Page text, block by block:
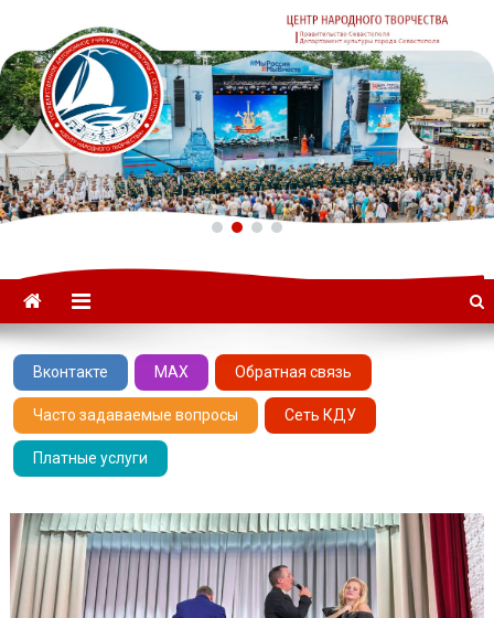
ГАУК «ЦНТ» –
Севастопольский Центр
народного творчества
Вконтакте MAX Обратная связь
Часто задаваемые вопросы Сеть КДУ
Платные услуги